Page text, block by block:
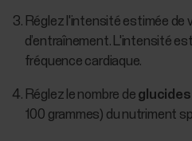
Réglez l'intensité estimée de
d’entraînement. L'intensité
fréquence cardiaque.
Réglez le nombre de
100 grammes) du nutriment